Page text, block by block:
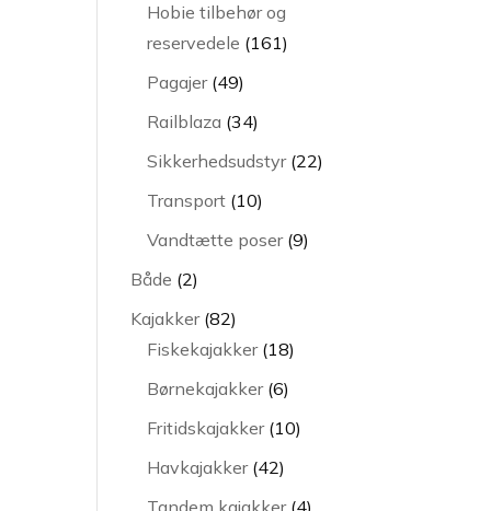
Hobie tilbehør og
reservedele 161161
Pagajer 4949
varer
Railblaza 3434
varer
Sikkerhedsudstyr 2222
Transport 1010
varer
Vandtætte poser 99
Både 22
varer
Kajakker 8282
varer
Fiskekajakker 1818
Børnekajakker 66
varer
Fritidskajakker 1010
Havkajakker 4242
varer
Tandem kajakker 44